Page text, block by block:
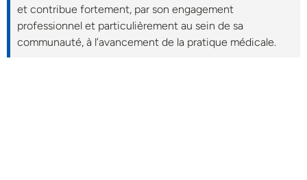
et contribue fortement, par son engagement
professionnel et particulièrement au sein de sa
communauté, à l’avancement de la pratique médicale.